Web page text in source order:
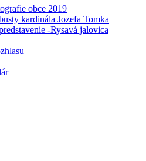
obce 2019
kardinála Jozefa Tomka
-Rysavá jalovica